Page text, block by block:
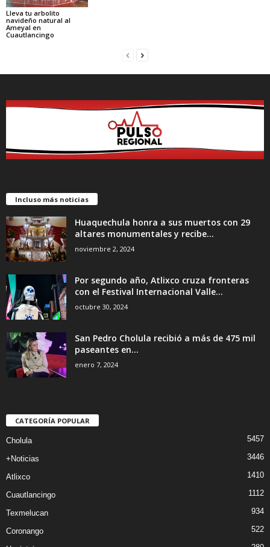
Lleva tu arbolito
navideño natural al
Ameyal en
Cuautlancingo
Incluso más noticias
Huaquechula honra a sus muertos con 29
altares monumentales y recibe...
noviembre 2, 2024
Por segundo año, Atlixco cruza fronteras
con el Festival Internacional Valle...
octubre 30, 2024
San Pedro Cholula recibió a más de 475 mil
paseantes en...
enero 7, 2024
CATEGORÍA POPULAR
Cholula 5457
+Noticias 3446
Atlixco 1410
Cuautlancingo 1112
Texmelucan 934
Coronango 522